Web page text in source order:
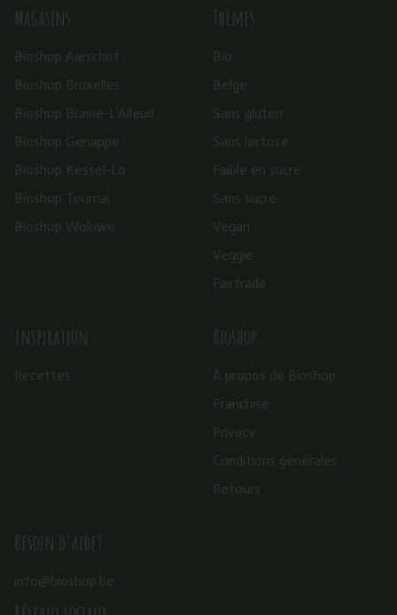
Magasins
Bioshop Aarschot
Bioshop Bruxelles
Bioshop Braine-L’Alleud
Bioshop Genappe
Bioshop Kessel-Lo
Bioshop Tournai
Bioshop Woluwe
Thèmes
Bio
Belge
Sans gluten
Sans lactose
Faible en sucre
Sans sucre
Vegan
Veggie
Fairtrade
Inspiration
Recettes
Bioshop
À propos de Bioshop
Franchise
Privacy
Conditions générales
Retours
Besoin d’aide?
info@bioshop.be